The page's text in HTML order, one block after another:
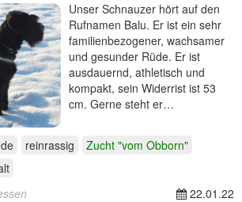
Unser Schnauzer hört auf den
Rufnamen Balu. Er ist ein sehr
familienbezogener, wachsamer
und gesunder Rüde. Er ist
ausdauernd, athletisch und
kompakt, sein Widerrist ist 53
cm. Gerne steht er…
reinrassig
Zucht "vom Obborn"
22.01.22